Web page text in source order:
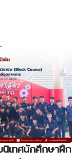
เทศนักศึกษาฝึก